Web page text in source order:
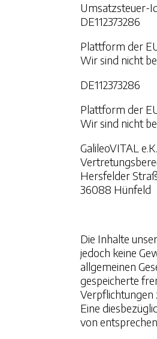
Umsatzsteuer-
DE112373286
Plattform der
Wir sind nicht
DE112373286
Plattform der
Wir sind nicht
GalileoVITAL e.K.
Hersfelder
36088 Hünfeld
Die Inhalte
jedoch keine
allgemeinen
gespeicherte
Verpflichtungen
Eine
von